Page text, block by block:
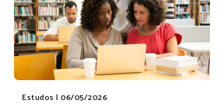
Estudos | 06/05/2026